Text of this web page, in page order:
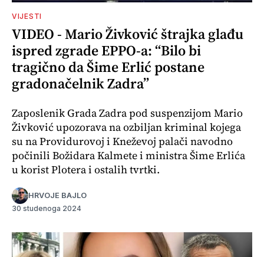
VIJESTI
VIDEO - Mario Živković štrajka glađu
ispred zgrade EPPO-a: “Bilo bi
tragično da Šime Erlić postane
gradonačelnik Zadra”
Zaposlenik Grada Zadra pod suspenzijom Mario
Živković upozorava na ozbiljan kriminal kojega
su na Providurovoj i Kneževoj palači navodno
počinili Božidara Kalmete i ministra Šime Erlića
u korist Plotera i ostalih tvrtki.
HRVOJE BAJLO
30 studenoga 2024